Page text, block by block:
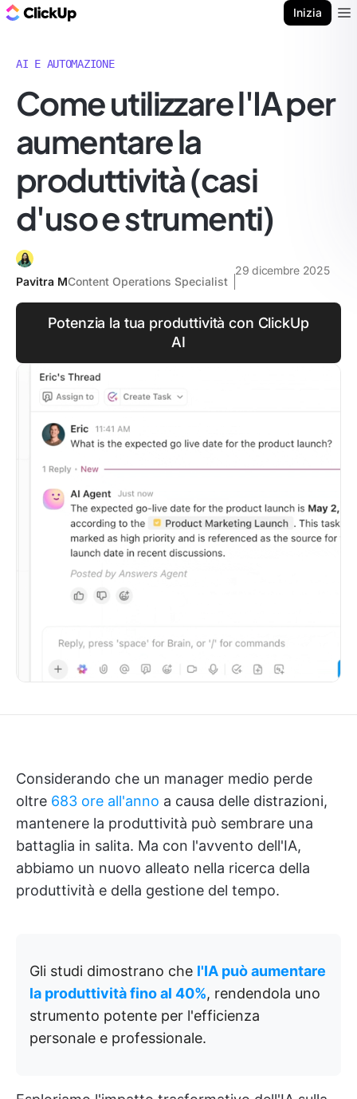
Inizia
AI E AUTOMAZIONE
Come utilizzare l'IA per
aumentare la
produttività (casi
d'uso e strumenti)
Pavitra MContent Operations Specialist
29 dicembre 2025
Potenzia la tua produttività con ClickUp
AI
Considerando che un manager medio perde
oltre 683 ore all'anno a causa delle distrazioni,
mantenere la produttività può sembrare una
battaglia in salita. Ma con l'avvento dell'IA,
abbiamo un nuovo alleato nella ricerca della
produttività e della gestione del tempo.
Gli studi dimostrano che l'IA può aumentare
la produttività fino al 40%, rendendola uno
strumento potente per l'efficienza
personale e professionale.